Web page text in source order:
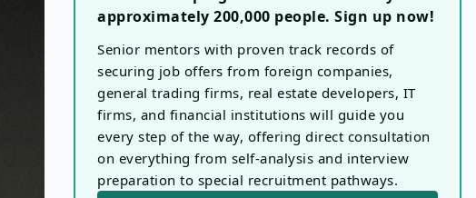
approximately 200,000 people. Sign up now!
Senior mentors with proven track records of
securing job offers from foreign companies,
general trading firms, real estate developers, IT
firms, and financial institutions will guide you
every step of the way, offering direct consultation
on everything from self-analysis and interview
preparation to special recruitment pathways.